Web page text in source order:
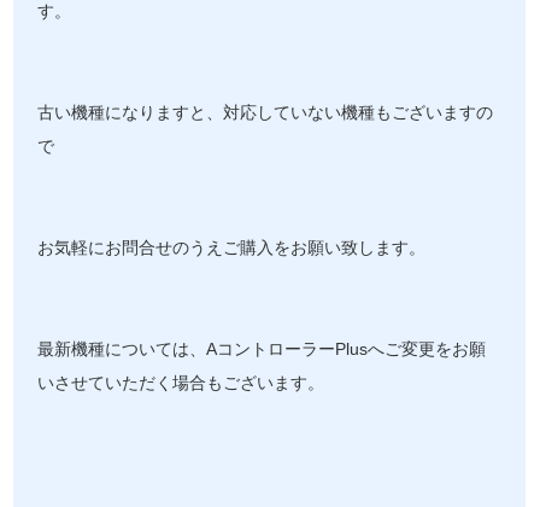
す。
古い機種になりますと、対応していない機種もございますの
で
お気軽にお問合せのうえご購入をお願い致します。
最新機種については、AコントローラーPlusへご変更をお願
いさせていただく場合もございます。